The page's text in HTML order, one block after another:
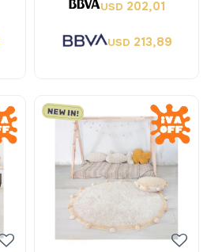
USD 202,01
USD 213,89